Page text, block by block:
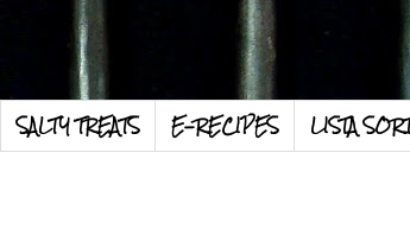
SALTY TREATS E-RECIPES LISTA